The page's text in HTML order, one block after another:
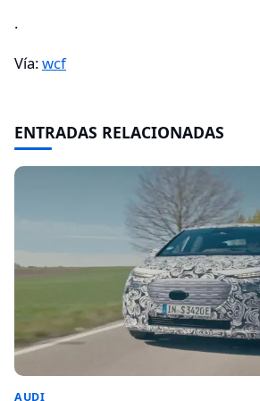
.
Vía:wcf
ENTRADAS RELACIONADAS
AUDI